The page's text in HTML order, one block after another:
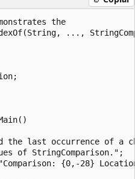
the
...,
the last occurrence of a
of StringComparison.";
{0,-28}